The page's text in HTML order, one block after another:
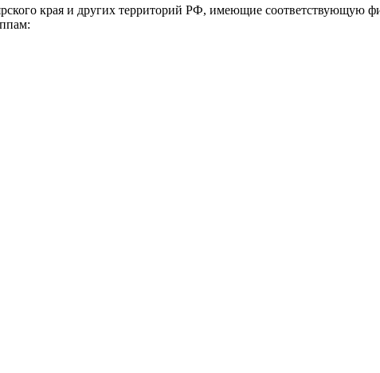
края и других территорий РФ, имеющие соответствующую